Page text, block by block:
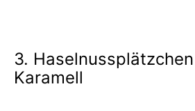
3.
Karamell